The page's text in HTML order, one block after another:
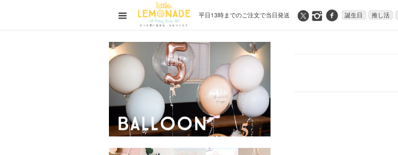
平日13時までのご注文で当日発送 誕生日 推し活